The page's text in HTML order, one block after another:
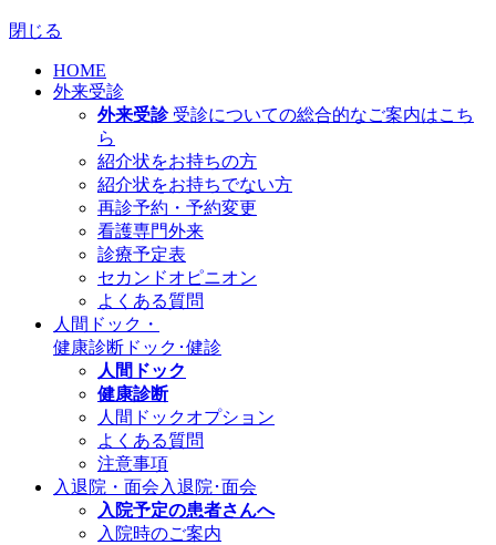
閉じる
HOME
外来受診
外来受診 受診についての総合的なご案内はこち
ら
紹介状をお持ちの方
紹介状をお持ちでない方
再診予約・予約変更
看護専門外来
診療予定表
セカンドオピニオン
よくある質問
人間ドック・
健康診断 ドック･健診
人間ドック
健康診断
人間ドックオプション
よくある質問
注意事項
入退院・面会 入退院･面会
入院予定の患者さんへ
入院時のご案内